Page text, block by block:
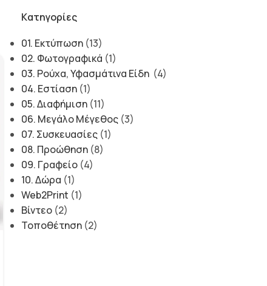
Kατηγορίες
01. Εκτύπωση(13)
02. Φωτογραφικά (1)
03. Ρούχα, Υφασμάτινα Είδη (4)
04. Εστίαση(1)
05. Διαφήμιση(11)
06. Μεγάλο Μέγεθος(3)
07. Συσκευασίες(1)
08. Προώθηση(8)
09. Γραφείο(4)
10. Δώρα (1)
Web2Print (1)
Βίντεο(2)
Τοποθέτηση(2)